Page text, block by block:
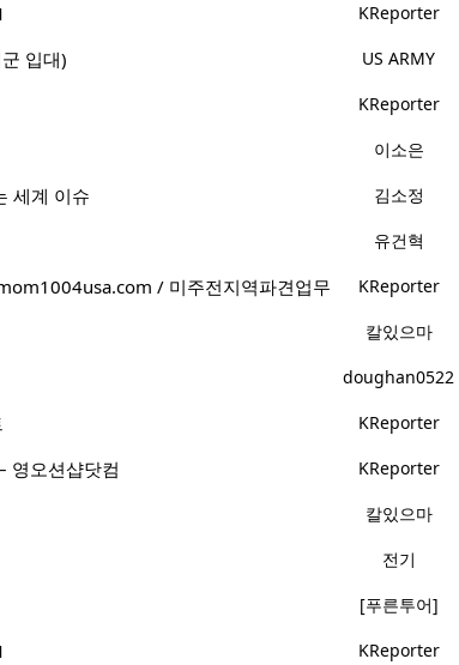
KReporter
입대) US ARMY
KReporter
이소은
세계 이슈 김소정
유건혁
/ 미주전지역파견업무 KReporter
칼있으마
doughan0522
KReporter
영오션샵닷컴 KReporter
칼있으마
전기
[푸른투어]
KReporter